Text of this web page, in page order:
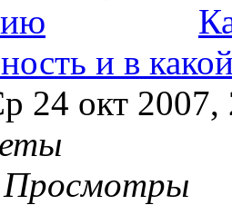
и в
24 окт 2007,
Просмотры